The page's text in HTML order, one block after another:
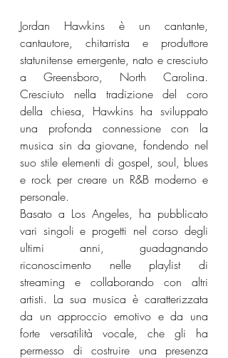
Jordan Hawkins è un cantante,
cantautore, chitarrista e produttore
statunitense emergente, nato e cresciuto
a Greensboro, North Carolina.
Cresciuto nella tradizione del coro
della chiesa, Hawkins ha sviluppato
una profonda connessione con la
musica sin da giovane, fondendo nel
suo stile elementi di gospel, soul, blues
e rock per creare un R&B moderno e
personale.
Basato a Los Angeles, ha pubblicato
vari singoli e progetti nel corso degli
ultimi anni, guadagnando
riconoscimento nelle playlist di
streaming e collaborando con altri
artisti. La sua musica è caratterizzata
da un approccio emotivo e da una
forte versatilità vocale, che gli ha
permesso di costruire una presenza